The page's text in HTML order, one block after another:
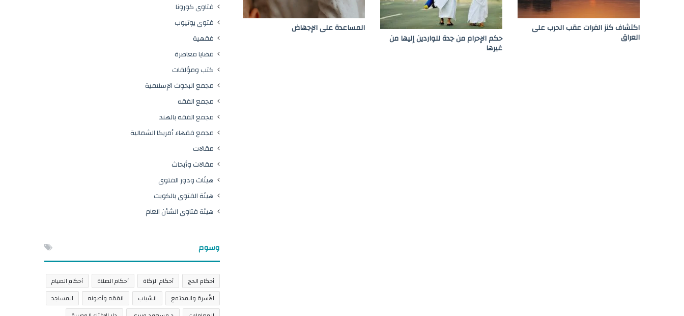
اكتشاف كنز الفرات عقب الحرب على
العراق حكم الإحرام من جدة للواردين إليها من
غيرها
المساعدة على الإجهاض
فتاوى كورونا
فتوى يوتيوب
فقهية
قضايا معاصرة
كتب ومؤلفات
مجمع البحوث الإسلامية
مجمع الفقه
مجمع الفقه بالهند
مجمع فقهاء أمريكا الشمالية
مقالات
مقالات وأبحاث
هيئات ودور الفتوى
هيئة الفتوى بالكويت
هيئة فتاوى الشأن العام
وسوم
أحكام الحج أحكام الزكاة أحكام الصلاة
أحكام الصيام
الأسرة والمجتمع
الشباب الفقه وأصوله
المساجد